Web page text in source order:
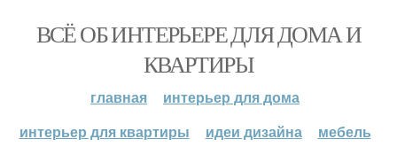
ВСЁ ОБ ИНТЕРЬЕРЕ ДЛЯ ДОМА И
КВАРТИРЫ
главная
интерьер для дома
интерьер для квартиры
идеи дизайна мебель